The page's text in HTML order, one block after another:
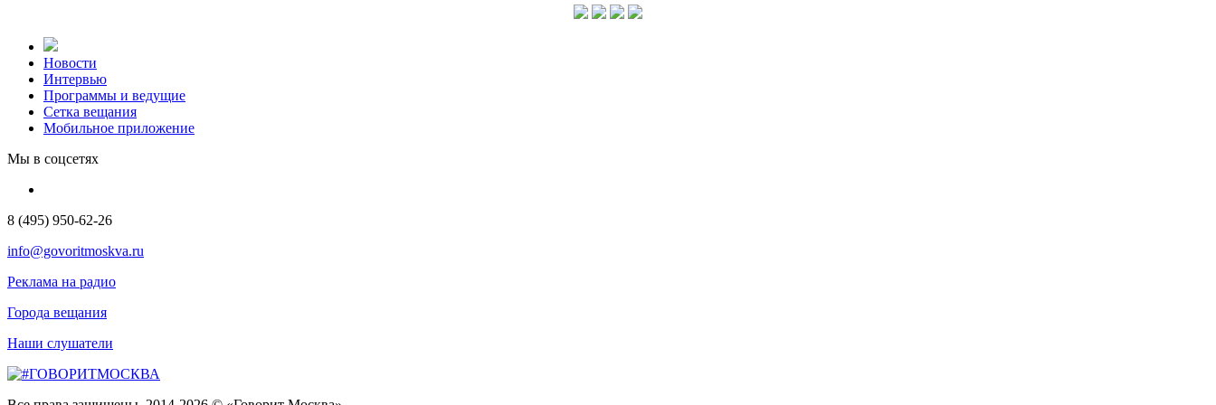
Новости
Интервью
Программы и ведущие
Сетка вещания
Мобильное приложение
Мы в соцсетях
8 (495) 950-62-26
info@govoritmoskva.ru
Реклама на радио
Города вещания
Наши слушатели